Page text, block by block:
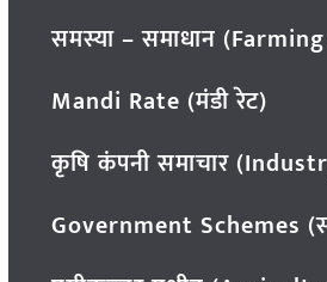
समस्या – समाधान
Mandi Rate (मंडी रेट)
कृषि कंपनी समाचार
Government Schemes